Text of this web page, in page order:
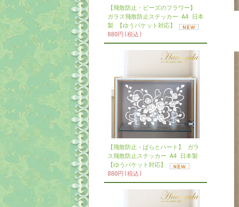
【飛散防止・ビーズのフラワー】
ガラス飛散防止ステッカー A4 日本
製 【ゆうパケット対応】
880円(税込)
【飛散防止・ばらとハート】 ガラ
ス飛散防止ステッカー A4 日本製
【ゆうパケット対応】
880円(税込)